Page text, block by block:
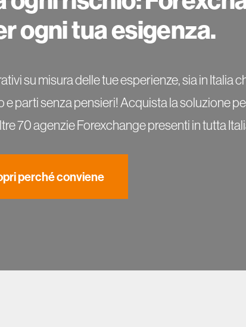
ogni tua esigenza.
su misura delle tue esperienze, sia in Italia
parti senza pensieri! Acquista la soluzione
70 agenzie Forexchange presenti in tutta
perché conviene